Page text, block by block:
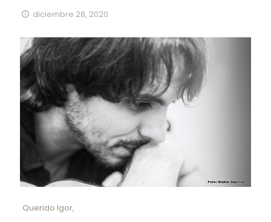
diciembre 28, 2020
Querido Igor,